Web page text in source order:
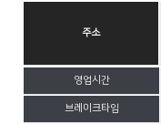
주소
영업시간
브레이크타임